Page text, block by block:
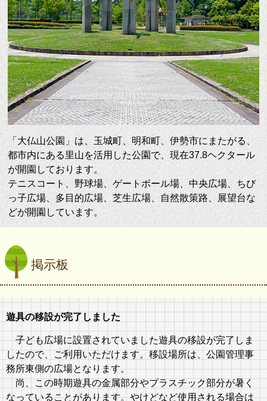
「大仏山公園」は、玉城町、明和町、伊勢市にまたがる、
都市内にある里山を活用した公園で、現在37.8ヘクタール
が開園しております。
テニスコート、野球場、ゲートボール場、中央広場、ちび
っ子広場、多目的広場、芝生広場、自然散策路、展望台な
どが開園しています。
掲示板
遊具の移設が完了しました
子ども広場に設置されていました遊具の移設が完了しま
したので、ご利用いただけます。移設場所は、公園管理事
務所東側の広場となります。
尚、この時期遊具の金属部分やプラスチック部分が暑く
なっていることがあります。やけどなど使用される場合は